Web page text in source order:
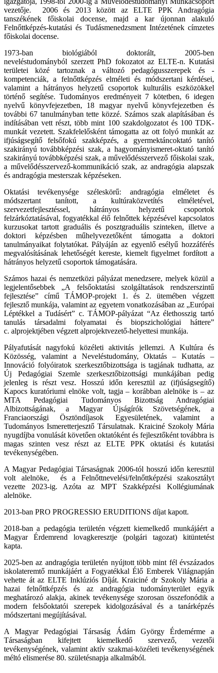
vezetője. 2006 és 2013 között az ELTE PPK Andragógia
tanszékének főiskolai docense, majd a kar újonnan alakuló
Felnőttképzés-kutatási és Tudásmenedzsment Intézetének címzetes
főiskolai docense.
1973-ban biológiából doktorált, 2005-ben
neveléstudományból szerzettPhD fokozatot az ELTE-n. Kutatási
területei közé tartoznak a változó pedagógusszerepek és -
kompetenciák, a felnőttképzés elméleti és módszertani kérdései,
valamint a hátrányos helyzetű csoportok kulturális eszközökkel
történő segítése. Tudományos eredményeit 7 kötetben, 6 idegen
nyelvű könyvfejezetben, 18 magyar nyelvűkönyvfejezetben és
további 67 tanulmányban tette közzé. Számos szak alapításában és
indításában vett részt, több mint 100 szakdolgozatot és 100 TDK-
munkát vezetett. Szakfelelősként támogatta az ott folyó munkát az
ifjúságsegítő felsőfokú szakképzés, a gyermektáncoktató tanító
szakirányú továbbképzési szak, a hagyományismeret-oktató tanító
szakirányú továbbképzési szak, a művelődésszervező főiskolai szak,
a művelődésszervező-kommunikáció szak, az andragógia alapszak
és andragógia mesterszak képzéseken.
Oktatási tevékenysége széleskörű: andragógia elméletet és
módszertant tanított, a kultúraközvetítés elméletével,
szervezetfejlesztéssel, hátrányos helyzetű csoportok
felzárkóztatásával, fogyatékkal élő felnőttek képzésével kapcsolatos
kurzusokat tartott graduális és posztgraduális szinteken, illetve a
doktori képzésben műhelyvezetőként támogatta a doktori
tanulmányaikat folytatókat. Pályáján az egyenlő esélyű hozzáférés
megvalósításának lehetőségét kereste, kiemelt figyelmet fordított a
hátrányos helyzetű csoportok támogatására.
Számos hazai és nemzetközi pályázat menedzsere, melyek közül a
legjelentősebbek „A felsőoktatási szolgáltatások rendszerszintű
fejlesztése” című TÁMOP-projekt 1. és 2. ütemében végzett
fejlesztő munkája, valamint az egyetem vonatkozásában az „Európai
Léptékkel a Tudásért” c.TÁMOP-pályázat “Az élethosszig tartó
tanulás társadalmi folyamatai és biopszichológiai háttere”
c. alprojektjében végzett alprojektvezető-helyettesi munkája.
Pályafutását nagyfokú közéleti aktivitás jellemzi. A Kultúra és
Közösség, valamint a Neveléstudomány, Oktatás – Kutatás –
Innováció folyóiratok szerkesztőbizottsága is tagjának tudhatta, az
Új Pedagógiai Szemle szerkesztőbizottsági munkájában pedig
jelenleg is részt vesz. Hosszú időn keresztül az (ifjúságsegítő)
Kapocs kuratóriumi elnöke volt, tagja – korábban alelnöke is – az
MTA Pedagógiai Tudományos Bizottság Andragógiai
Albizottságának, a Magyar Újságírók Szövetségének, a
Franciaországi Ösztöndíjasok Egyesületének, valamint a
Tudományos Ismeretterjesztő Társulatnak. Kraiciné Szokoly Mária
nyugdíjba vonulását követően oktatóként és fejlesztőként továbbra is
magas szinten vesz részt az ELTE PPK oktatási és kutatási
tevékenységében.
A Magyar Pedagógiai Társaságnak 2006-tól hosszú időn keresztül
volt alelnöke, és a Felnőttnevelési/felnőttképzési szakosztályt
vezette 2023-ig. Azóta az MPT Szakképzési Kollégiumának
alelnöke.
2013-ban PRO PROGRESSIO ERUDITIONS díjat kapott.
2018-ban a pedagógia területén végzett kiemelkedő munkájáért a
Magyar Érdemrend lovagkeresztje (polgári tagozat) kitüntetést
kapta.
2025-ben az andragógia területén nyújtott több mint fél évszázados
iskolateremtő munkájáért a Fogyatékkal Élő Emberek Világnapján
vehette át az ELTE Inklúziós Díját. Kraiciné dr Szokoly Mária a
hazai felnőttképzés és az andragógia tudományterület egyik
meghatározó alakja, akinek tevékenysége szorosan összefonódik a
modern felsőoktatói szerepek kidolgozásával és a tanárképzés
módszertani megújításával.
A Magyar Pedagógiai Társaság Ádám György Érdemérme a
Társaságban kifejtett kiemelkedő szervező, vezetői
tevékenységének, valamint aktív szakmai-közéleti tevékenységének
méltó elismerése 80. születésnapja alkalmából.